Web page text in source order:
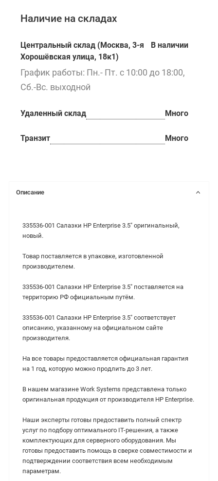
Наличие на складах
Центральный склад (Москва, 3-я
Хорошёвская улица, 18к1)
В наличии
График работы: Пн.- Пт. с 10:00 до 18:00,
Сб.-Вс. выходной
Удаленный склад Много
Транзит Много
Описание
335536-001 Салазки HP Enterprise 3.5" оригинальный,
новый.
Товар поставляется в упаковке, изготовленной
производителем.
335536-001 Салазки HP Enterprise 3.5" поставляется на
территорию РФ официальным путём.
335536-001 Салазки HP Enterprise 3.5" cоответствует
описанию, указанному на официальном сайте
производителя.
На все товары предоставляется официальная гарантия
на 1 год, которую можно продлить до 3 лет.
В нашем магазине Work Systems представлена только
оригинальная продукция от производителя HP Enterprise.
Наши эксперты готовы предоставить полный спектр
услуг по подбору оптимального IT-решения, а также
комплектующих для серверного оборудования. Мы
готовы предоставить помощь в сверке совместимости и
подтверждении соответствия всем необходимым
параметрам.